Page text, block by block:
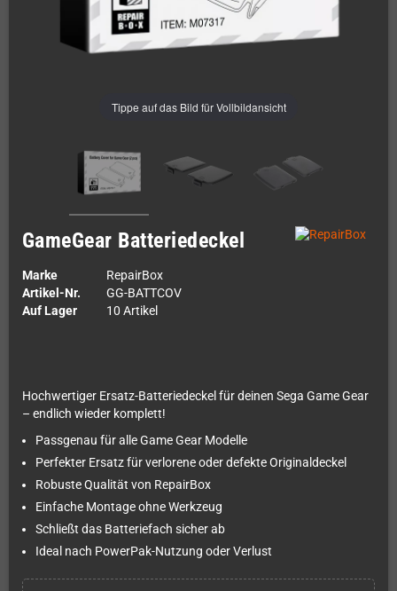
Tippe auf das Bild für Vollbildansicht
GameGear Batteriedeckel
Marke
RepairBox
Artikel-Nr.
GG-BATTCOV
Auf Lager
10 Artikel
Hochwertiger Ersatz-Batteriedeckel für deinen Sega Game Gear
– endlich wieder komplett!
Passgenau für alle Game Gear Modelle
Perfekter Ersatz für verlorene oder defekte Originaldeckel
Robuste Qualität von RepairBox
Einfache Montage ohne Werkzeug
Schließt das Batteriefach sicher ab
Ideal nach PowerPak-Nutzung oder Verlust